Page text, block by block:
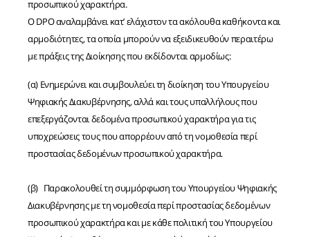
προσωπικού χαρακτήρα.
Ο DPO αναλαμβάνει κατ’ ελάχιστον τα ακόλουθα καθήκοντα και
αρμοδιότητες, τα οποία μπορούν να εξειδικευθούν περαιτέρω
με πράξεις της Διοίκησης που εκδίδονται αρμοδίως:
(α) Ενημερώνει και συμβουλεύει τη διοίκηση του Υπουργείου
Ψηφιακής Διακυβέρνησης, αλλά και τους υπαλλήλους που
επεξεργάζονται δεδομένα προσωπικού χαρακτήρα για τις
υποχρεώσεις τους που απορρέουν από τη νομοθεσία περί
προστασίας δεδομένων προσωπικού χαρακτήρα.
(β) Παρακολουθεί τη συμμόρφωση του Υπουργείου Ψηφιακής
Διακυβέρνησης με τη νομοθεσία περί προστασίας δεδομένων
προσωπικού χαρακτήρα και με κάθε πολιτική του Υπουργείου